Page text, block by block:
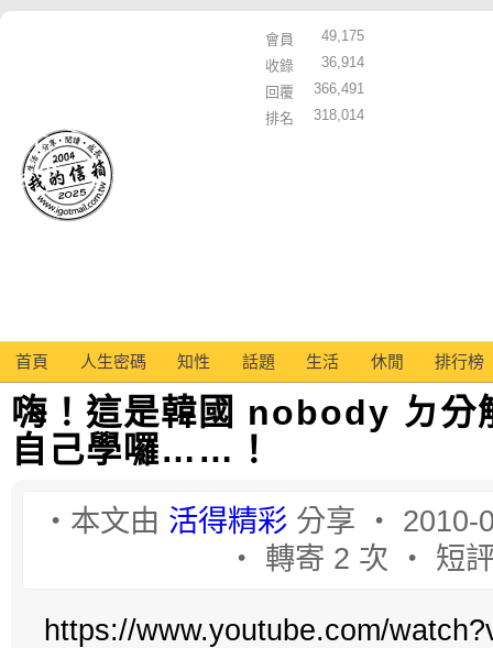
會員
49,175
收錄
36,914
回覆
366,491
排名
318,014
首頁 人生密碼 知性 話題 生活 休閒 排行榜
嗨！這是韓國 nobody ㄉ分
自己學囉……！
‧本文由 活得精彩 分享 ‧ 2010-
‧ 轉寄 2 次 ‧ 短
https://www.youtube.com/